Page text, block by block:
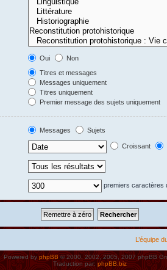
Oui
Non
Titres et messages
Messages uniquement
Titres uniquement
Premier message des sujets uniquement
Messages
Sujets
Croissant
premiers caractères
L’équipe
Powered byphpBB© 2000, 2002, 2005, 2007 phpBB
Traduction par: phpBB.biz